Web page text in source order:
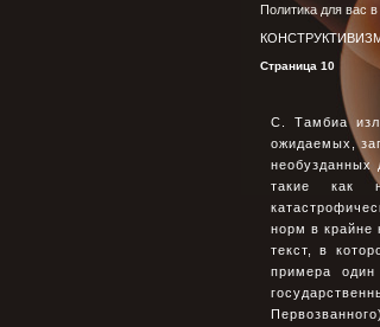
Политика для вас в
Страница 10
С. Тамбиа
ожидаемых,
необузданных
такие как
норм в крайне
текст, в
примера